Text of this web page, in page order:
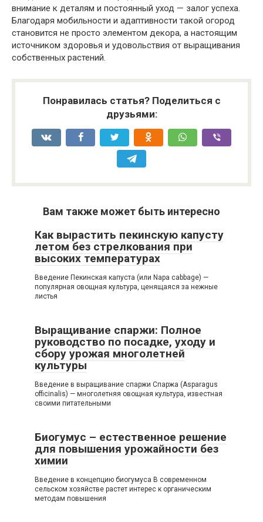
внимание к деталям и постоянный уход — залог успеха.
Благодаря мобильности и адаптивности такой огород
становится не просто элементом декора, а настоящим
источником здоровья и удовольствия от выращивания
собственных растений.
Понравилась статья? Поделиться с
друзьями:
Вам также может быть интересно
Как вырастить пекинскую капусту
летом без стрелкования при
высоких температурах
Введение Пекинская капуста (или Napa cabbage) —
популярная овощная культура, ценящаяся за нежные
листья
Выращивание спаржи: Полное
руководство по посадке, уходу и
сбору урожая многолетней
культуры
Введение в выращивание спаржи Спаржа (Asparagus
officinalis) — многолетняя овощная культура, известная
своими питательными
Биогумус – естественное решение
для повышения урожайности без
химии
Введение в концепцию биогумуса В современном
сельском хозяйстве растет интерес к органическим
методам повышения